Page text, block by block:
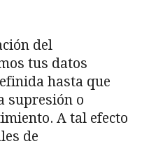
del
tus datos
hasta que
supresión o
A tal efecto
de